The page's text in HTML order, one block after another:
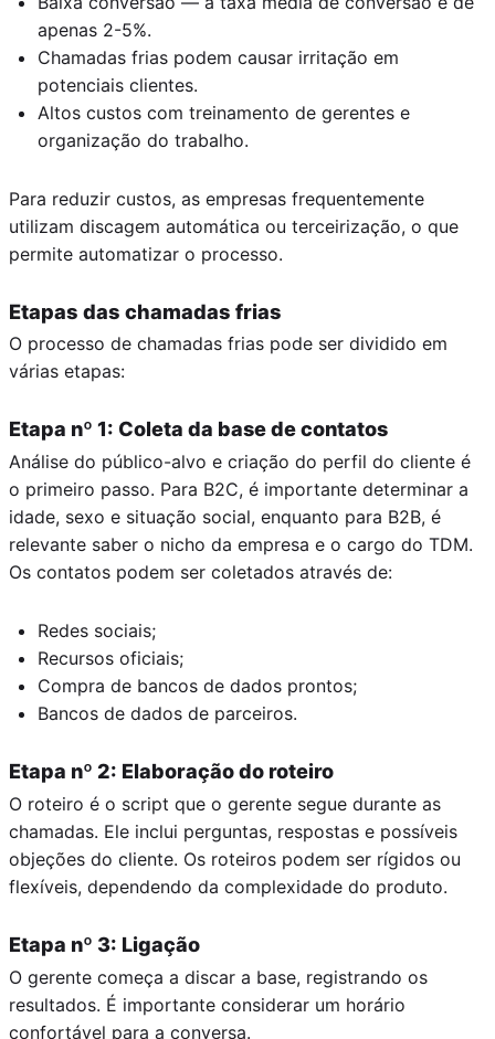
apenas 2-5%.
Chamadas frias podem causar irritação em
potenciais clientes.
Altos custos com treinamento de gerentes e
organização do trabalho.
Para reduzir custos, as empresas frequentemente
utilizam discagem automática ou terceirização, o que
permite automatizar o processo.
Etapas das chamadas frias
O processo de chamadas frias pode ser dividido em
várias etapas:
Etapa nº 1: Coleta da base de contatos
Análise do público-alvo e criação do perfil do cliente é
o primeiro passo. Para B2C, é importante determinar a
idade, sexo e situação social, enquanto para B2B, é
relevante saber o nicho da empresa e o cargo do TDM.
Os contatos podem ser coletados através de:
Redes sociais;
Recursos oficiais;
Compra de bancos de dados prontos;
Bancos de dados de parceiros.
Etapa nº 2: Elaboração do roteiro
O roteiro é o script que o gerente segue durante as
chamadas. Ele inclui perguntas, respostas e possíveis
objeções do cliente. Os roteiros podem ser rígidos ou
flexíveis, dependendo da complexidade do produto.
Etapa nº 3: Ligação
O gerente começa a discar a base, registrando os
resultados. É importante considerar um horário
confortável para a conversa.